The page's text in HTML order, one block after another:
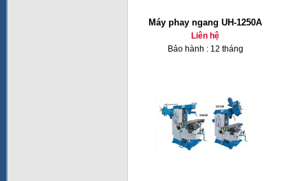
Máy phay ngang UH-1250A
Liên hệ
Bảo hành : 12 tháng